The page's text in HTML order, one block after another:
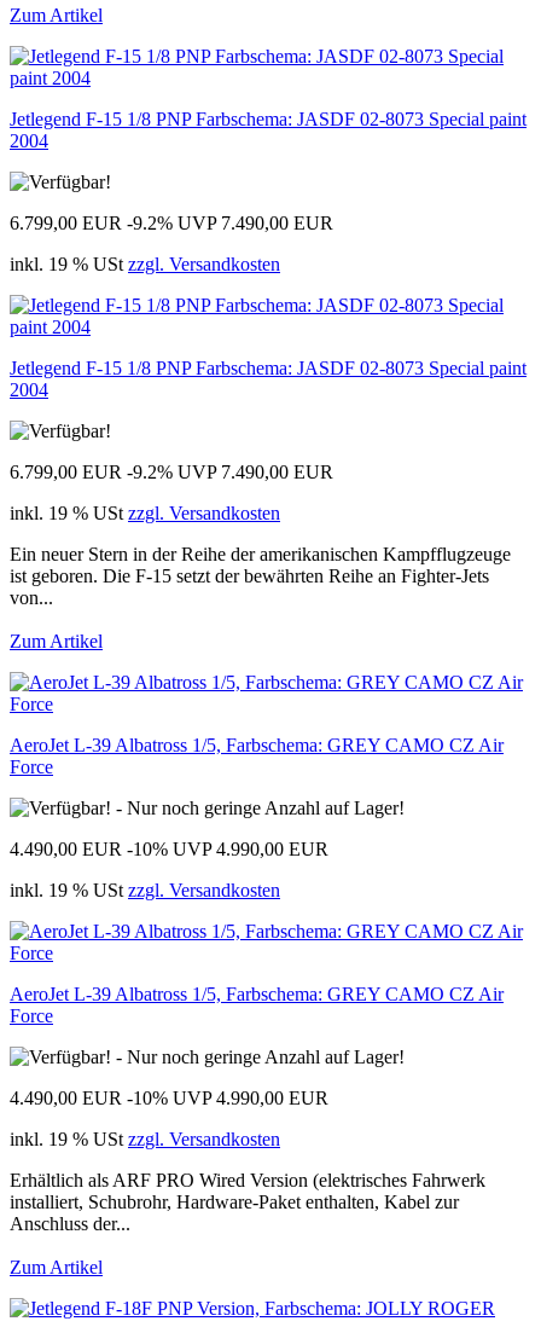
Zum Artikel
Jetlegend F-15 1/8 PNP Farbschema: JASDF 02-8073 Special paint
2004
6.799,00 EUR -9.2% UVP 7.490,00 EUR
inkl. 19 % USt zzgl. Versandkosten
Jetlegend F-15 1/8 PNP Farbschema: JASDF 02-8073 Special paint
2004
6.799,00 EUR -9.2% UVP 7.490,00 EUR
inkl. 19 % USt zzgl. Versandkosten
Ein neuer Stern in der Reihe der amerikanischen Kampfflugzeuge
ist geboren. Die F-15 setzt der bewährten Reihe an Fighter-Jets
von...
Zum Artikel
AeroJet L-39 Albatross 1/5, Farbschema: GREY CAMO CZ Air
Force
4.490,00 EUR -10% UVP 4.990,00 EUR
inkl. 19 % USt zzgl. Versandkosten
AeroJet L-39 Albatross 1/5, Farbschema: GREY CAMO CZ Air
Force
4.490,00 EUR -10% UVP 4.990,00 EUR
inkl. 19 % USt zzgl. Versandkosten
Erhältlich als ARF PRO Wired Version (elektrisches Fahrwerk
installiert, Schubrohr, Hardware-Paket enthalten, Kabel zur
Anschluss der...
Zum Artikel